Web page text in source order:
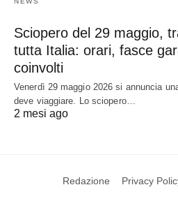
Sciopero del 29 maggio,
tutta Italia: orari, fasce
coinvolti
Venerdì 29 maggio 2026 si annuncia
deve viaggiare. Lo sciopero…
2 mesi ago
Redazione Privacy